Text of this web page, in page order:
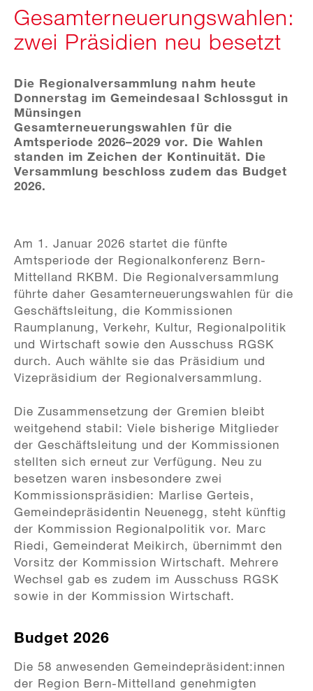
Gesamterneuerungswahlen:
zwei Präsidien neu besetzt
Die Regionalversammlung nahm heute
Donnerstag im Gemeindesaal Schlossgut in
Münsingen
Gesamterneuerungswahlen für die
Amtsperiode 2026–2029 vor. Die Wahlen
standen im Zeichen der Kontinuität. Die
Versammlung beschloss zudem das Budget
2026.
Am 1. Januar 2026 startet die fünfte
Amtsperiode der Regionalkonferenz Bern-
Mittelland RKBM. Die Regionalversammlung
führte daher Gesamterneuerungswahlen für die
Geschäftsleitung, die Kommissionen
Raumplanung, Verkehr, Kultur, Regionalpolitik
und Wirtschaft sowie den Ausschuss RGSK
durch. Auch wählte sie das Präsidium und
Vizepräsidium der Regionalversammlung.
Die Zusammensetzung der Gremien bleibt
weitgehend stabil: Viele bisherige Mitglieder
der Geschäftsleitung und der Kommissionen
stellten sich erneut zur Verfügung. Neu zu
besetzen waren insbesondere zwei
Kommissionspräsidien: Marlise Gerteis,
Gemeindepräsidentin Neuenegg, steht künftig
der Kommission Regionalpolitik vor. Marc
Riedi, Gemeinderat Meikirch, übernimmt den
Vorsitz der Kommission Wirtschaft. Mehrere
Wechsel gab es zudem im Ausschuss RGSK
sowie in der Kommission Wirtschaft.
Budget 2026
Die 58 anwesenden Gemeindepräsident:innen
der Region Bern-Mittelland genehmigten